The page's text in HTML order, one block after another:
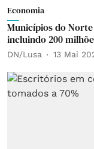
Economia
Municípios do
incluindo 200
DN/Lusa 13 Mai